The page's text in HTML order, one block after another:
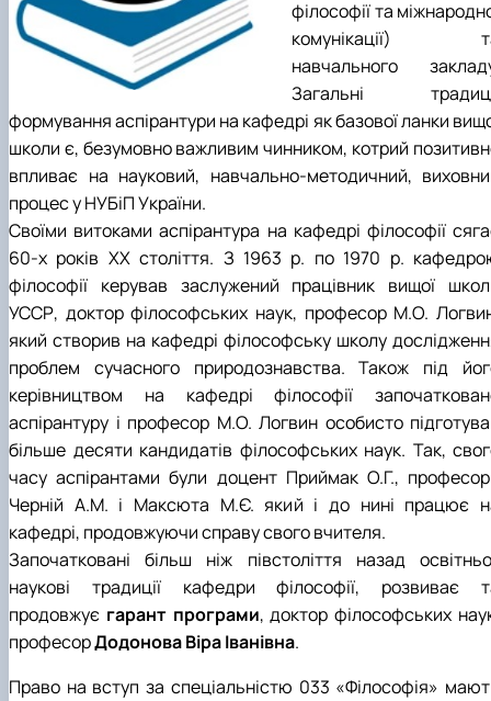
філософії та
комунікації)
навчального
Загальні
формування аспірантури на кафедрі як базової ланки
школи є, безумовно важливим чинником, котрий
впливає на науковий, навчально-методичний,
процес у НУБіП України.
Своїми витоками аспірантура на кафедрі філософії
60-х років ХХ століття. З 1963 р. по 1970 р.
філософії керував заслужений працівник вищої
УССР, доктор філософських наук, професор М.О.
який створив на кафедрі філософську школу
проблем сучасного природознавства. Також під
керівництвом на кафедрі філософії
аспірантуру і професор М.О. Логвин особисто
більше десяти кандидатів філософських наук. Так,
часу аспірантами були доцент Приймак О.Г.,
Черній А.М. і Максюта М.Є. який і до нині працює
кафедрі, продовжуючи справу свого вчителя.
Започатковані більш ніж півстоліття назад
наукові традиції кафедри філософії, розвиває
продовжує гарант програми, доктор філософських
професорДодонова Віра Іванівна.
Право на вступ за спеціальністю 033 «Філософія»